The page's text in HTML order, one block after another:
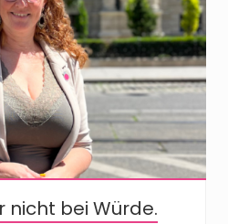
nicht bei Würde.